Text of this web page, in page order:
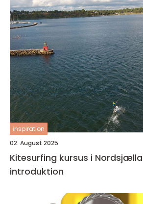
inspiration
02. August 2025
Kitesurfing kursus i
introduktion